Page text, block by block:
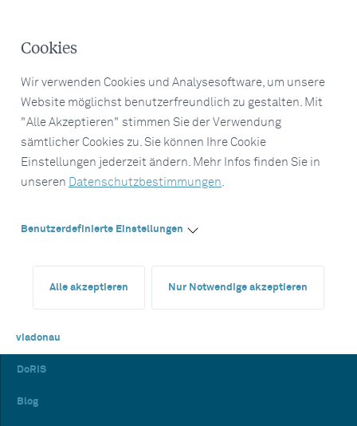
Cookies
Wir verwenden Cookies und Analysesoftware, um unsere
Website möglichst benutzerfreundlich zu gestalten. Mit
"Alle Akzeptieren" stimmen Sie der Verwendung
sämtlicher Cookies zu. Sie können Ihre Cookie
Einstellungen jederzeit ändern. Mehr Infos finden Sie in
unseren Datenschutzbestimmungen.
Benutzerdefinierte Einstellungen
Alle akzeptieren Nur Notwendige akzeptieren
viadonau
DoRIS
Blog